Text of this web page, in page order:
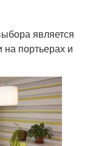
является
портьерах и